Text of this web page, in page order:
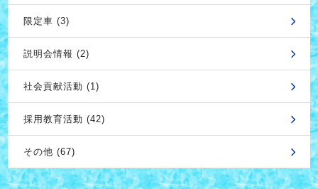
限定車 (3)
説明会情報 (2)
社会貢献活動 (1)
採用教育活動 (42)
その他 (67)